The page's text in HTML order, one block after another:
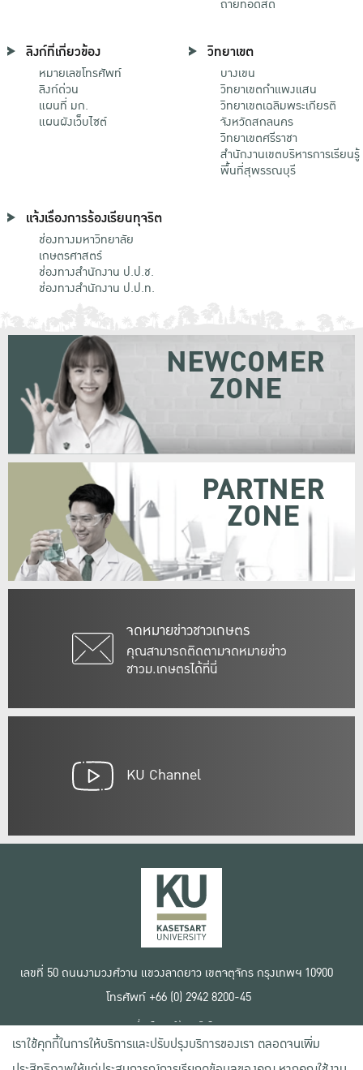
ลิงก์ที่เกี่ยวข้อง
หมายเลขโทรศัพท์
ลิงก์ด่วน
แผนที่ มก.
แผนผังเว็บไซต์
วิทยาเขต
บางเขน
วิทยาเขตกําแพงแสน
วิทยาเขตเฉลิมพระเกียรติ
จังหวัดสกลนคร
วิทยาเขตศรีราชา
สำนักงานเขตบริหารการเรียนรู้
พื้นที่สุพรรณบุรี
แจ้งเรื่องการร้องเรียนทุจริต
ช่องทางมหาวิทยาลัย
เกษตรศาสตร์
ช่องทางสำนักงาน ป.ป.ช.
ช่องทางสำนักงาน ป.ป.ท.
จดหมายข่าวชาวเกษตร
คุณสามารถติดตามจดหมายข่าว
ชาวม.เกษตรได้ที่นี่
NEWCOMER
ZONE
PARTNER
ZONE
KU Channel
เลขที่ 50 ถนนงามวงศ์วาน แขวงลาดยาว เขตจตุจักร กรุงเทพฯ 10900
โทรศัพท์ +66 (0) 2942 8200-45
เงื่อนไขการใช้งานเว็บไซต์
ข้อตกลงด้านสิทธิ์ใช้งาน
นโยบายความเป็นส่วนตัว
เราใช้คุกกี้ในการให้บริการและปรับปรุงบริการของเรา ตลอดจนเพิ่ม